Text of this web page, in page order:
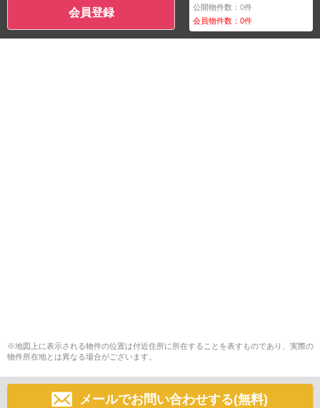
会員登録 公開物件数：0件
会員物件数：0件
※地図上に表示される物件の位置は付近住所に所在することを表すものであり、実際の
物件所在地とは異なる場合がございます。
メールでお問い合わせする(無料)